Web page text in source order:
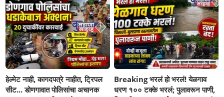
हेल्मेट नाही, कागदपत्रे नाहीत, ट्रिपल
सीट... डोणगावात पोलिसांचा अचानक
Breaking भरलं हो भरलं! येळगाव
धरण १०० टक्के भरलं; पुलावरून पाणी,